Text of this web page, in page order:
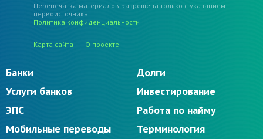
Перепечатка материалов разрешена только с указанием
первоисточника
Политика конфиденциальности
Карта сайта О проекте
Банки
Услуги банков
ЭПС
Мобильные переводы
Долги
Инвестирование
Работа по найму
Терминология